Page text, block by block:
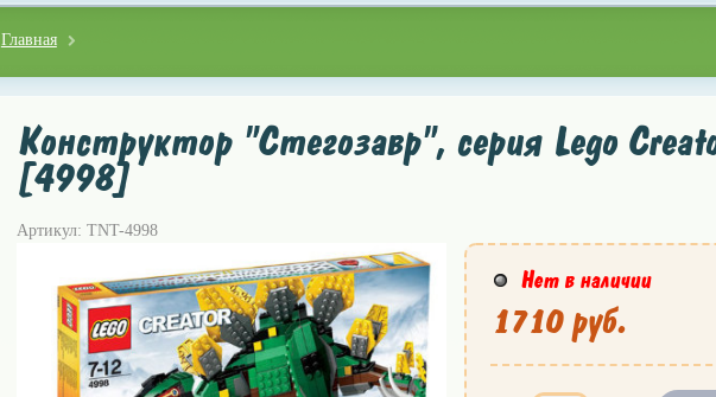
Главная
Конструктор "Стегозавр", серия Lego
[4998]
Артикул: TNT-4998
Нет в наличии
1710 руб.